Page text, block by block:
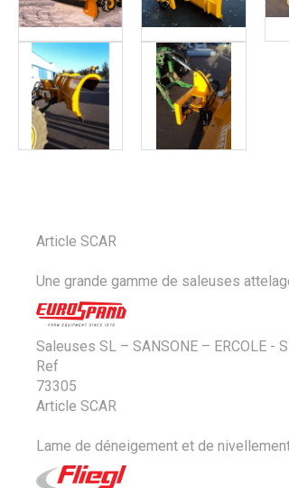
Article SCAR
Une grande gamme de saleuses
Saleuses SL – SANSONE – ERCOLE -
Ref
73305
Article SCAR
Lame de déneigement et de